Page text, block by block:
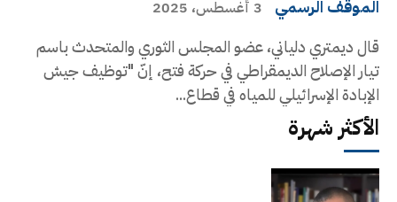
الموقف الرسمي 3 أغسطس، 2025
قال ديمتري دلياني، عضو المجلس الثوري والمتحدث باسم
تيار الإصلاح الديمقراطي في حركة فتح، إنّ "توظيف جيش
الإبادة الإسرائيلي للمياه في قطاع...
الأكثر شهرة